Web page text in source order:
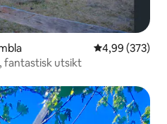
4,99 av 5 i
4,99 (373)
fantastisk utsikt